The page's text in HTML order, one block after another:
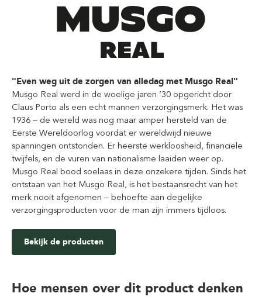
"Even weg uit de zorgen van alledag met Musgo Real"
Musgo Real werd in de woelige jaren ’30 opgericht door
Claus Porto als een echt mannen verzorgingsmerk. Het was
1936 – de wereld was nog maar amper hersteld van de
Eerste Wereldoorlog voordat er wereldwijd nieuwe
spanningen ontstonden. Er heerste werkloosheid, financiële
twijfels, en de vuren van nationalisme laaiden weer op.
Musgo Real bood soelaas in deze onzekere tijden. Sinds het
ontstaan van het Musgo Real, is het bestaansrecht van het
merk nooit afgenomen – behoefte aan degelijke
verzorgingsproducten voor de man zijn immers tijdloos.
Bekijk de producten
Hoe mensen over dit product denken